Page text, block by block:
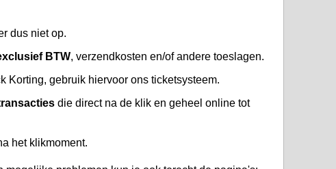
dus niet op.
BTW, verzendkosten en/of andere toeslagen.
Korting, gebruik hiervoor ons ticketsysteem.
die direct na de klik en geheel online tot
het klikmoment.